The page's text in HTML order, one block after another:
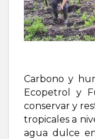
Carbono y
Ecopetrol y
conservar y
tropicales a
agua dulce